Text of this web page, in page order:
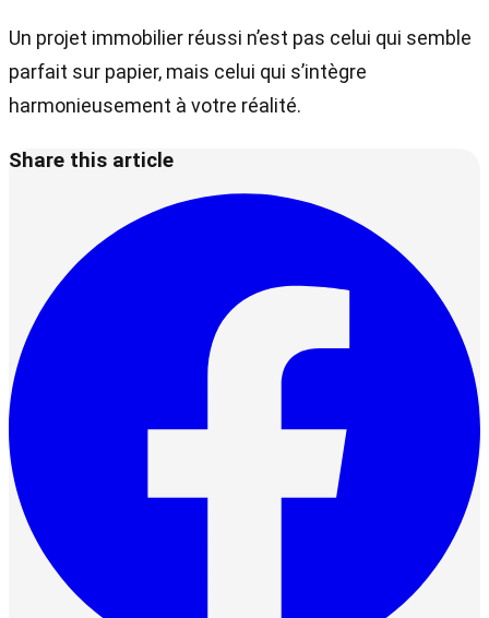
Un projet immobilier réussi n’est pas celui qui semble
parfait sur papier, mais celui qui s’intègre
harmonieusement à votre réalité.
Share this article